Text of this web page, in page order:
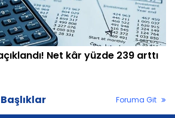
Net kâr yüzde 239 arttı
Foruma Git